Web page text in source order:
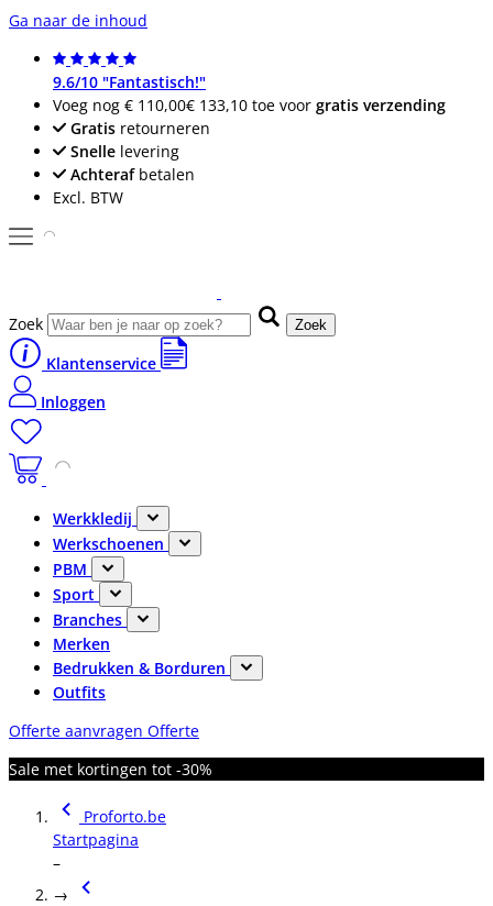
Ga naar de inhoud
9.6/10 "Fantastisch!"
Voeg nog € 110,00€ 133,10 toe voor gratis verzending
Gratis retourneren
Snelle levering
Achterafbetalen
Excl. BTW
Zoek Zoek
Klantenservice
Inloggen
Werkkledij
Werkschoenen
PBM
Sport
Branches
Merken
Bedrukken & Borduren
Outfits
Offerte aanvragen Offerte
Sale met kortingen tot -30%
Proforto.be
Startpagina
–
→